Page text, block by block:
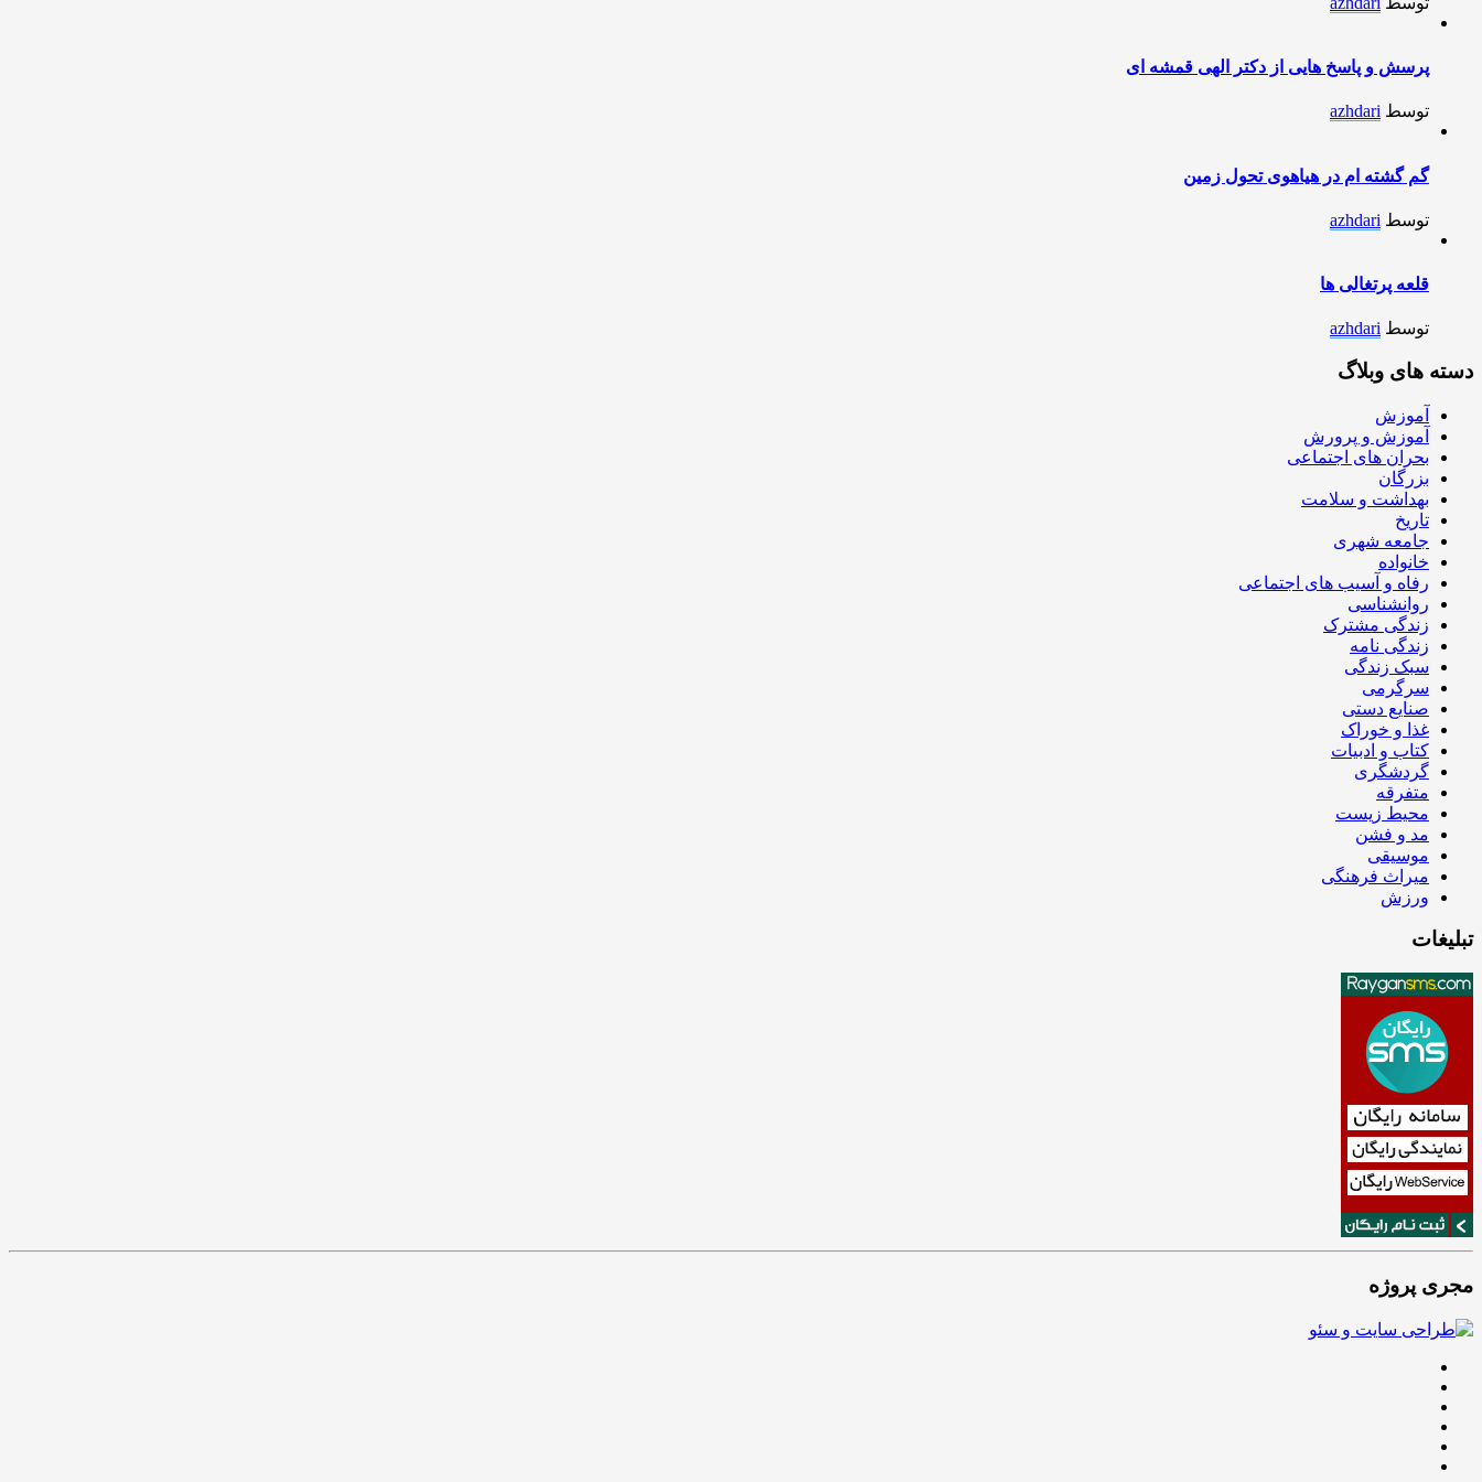
پرسش و پاسخ هایی از دکتر الهی قمشه ای
توسط azhdari
گم گشته ام در هیاهوی تحول زمین
توسط azhdari
قلعه پرتغالی ها
توسط azhdari
دسته های وبلاگ
آموزش
آموزش و پرورش
بحران های اجتماعی
بزرگان
بهداشت و سلامت
تاریخ
جامعه شهری
خانواده
رفاه و آسیب های اجتماعی
روانشناسی
زندگی مشترک
زندگی نامه
سبک زندگی
سرگرمی
صنایع دستی
غذا و خوراک
کتاب و ادبیات
گردشگری
متفرقه
محیط زیست
مد و فشن
موسیقی
میراث فرهنگی
ورزش
تبلیغات
مجری پروژه